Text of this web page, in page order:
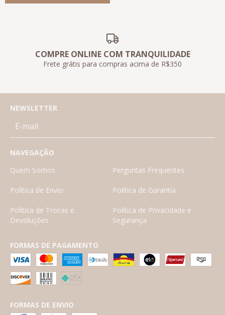
COMPRE ONLINE COM TRANQUILIDADE
Frete grátis para compras acima de R$350
NEWSLETTER
NAVEGAÇÃO
Quem Somos
Perguntas Frequentes
Política de Envio Política de Garantia
Política de Trocas e
Devoluções
Política de Privacidade e
Segurança
FORMAS DE PAGAMENTO
FORMAS DE ENVIO